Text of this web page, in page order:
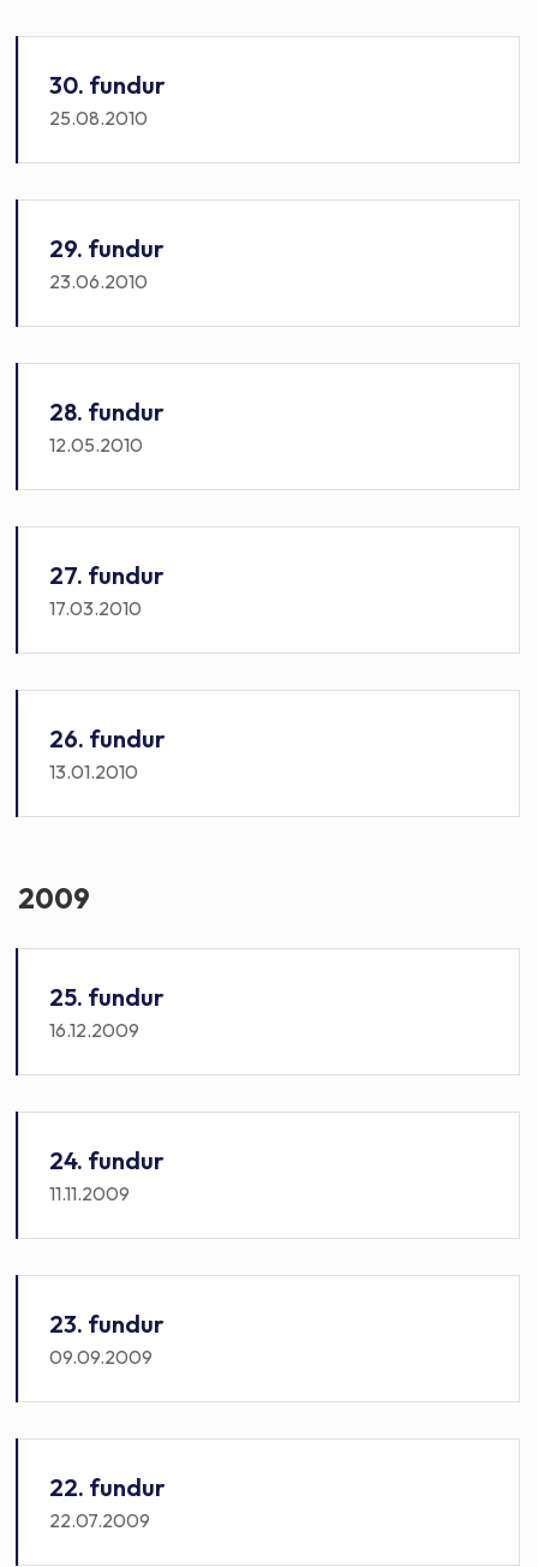
Skipulags- og umhverfisnefnd
Tómstunda- og æskulýðsnefnd Norðurþings
Æskulýðs- og menningarnefnd
Æskulýðsnefnd Norðurþings
30. fundur
25.08.2010
29. fundur
23.06.2010
28. fundur
12.05.2010
27. fundur
17.03.2010
26. fundur
13.01.2010
2009
25. fundur
16.12.2009
24. fundur
11.11.2009
23. fundur
09.09.2009
22. fundur
22.07.2009